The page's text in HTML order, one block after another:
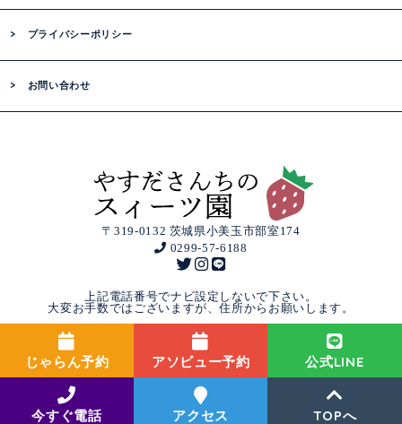
プライバシーポリシー
お問い合わせ
〒319-0132 茨城県小美玉市部室174
0299-57-6188
上記電話番号でナビ設定しないで下さい。
大変お手数ではございますが、住所からお願いします。
2026 Yasuda Farm ,All Rights Reserved.
じゃらん予約 アソビュー予約 公式LINE
今すぐ電話 アクセス TOPへ